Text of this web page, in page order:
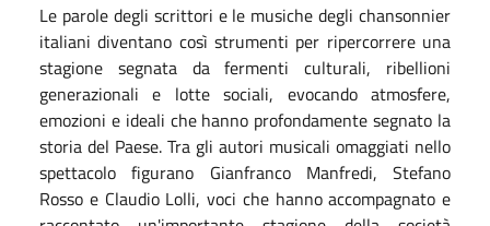
Le parole degli scrittori e le musiche degli chansonnier
italiani diventano così strumenti per ripercorrere una
stagione segnata da fermenti culturali, ribellioni
generazionali e lotte sociali, evocando atmosfere,
emozioni e ideali che hanno profondamente segnato la
storia del Paese. Tra gli autori musicali omaggiati nello
spettacolo figurano Gianfranco Manfredi, Stefano
Rosso e Claudio Lolli, voci che hanno accompagnato e